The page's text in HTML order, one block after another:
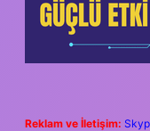
Reklam ve İletişim: